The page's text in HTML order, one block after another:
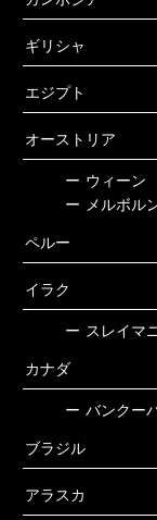
ギリシャ
エジプト
オーストリア
ー ウィーン
ー
メルボル
ペルー
イラク
ー スレイマ
カナダ
ー バンクー
ブラジル
アラスカ